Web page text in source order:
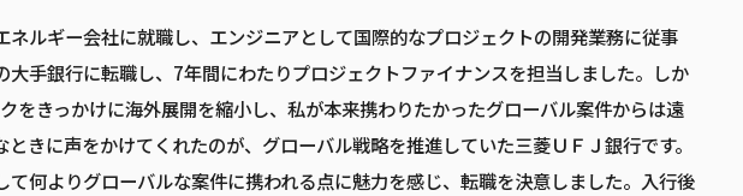
ネルギー会社に就職し、エンジニアとして国際的なプロジェクトの開発業務に従事
大手銀行に転職し、7年間にわたりプロジェクトファイナンスを担当しました。しか
をきっかけに海外展開を縮小し、私が本来携わりたかったグローバル案件からは遠
きに声をかけてくれたのが、グローバル戦略を推進していた三菱ＵＦＪ銀行です。
て何よりグローバルな案件に携われる点に魅力を感じ、転職を決意しました。入行後